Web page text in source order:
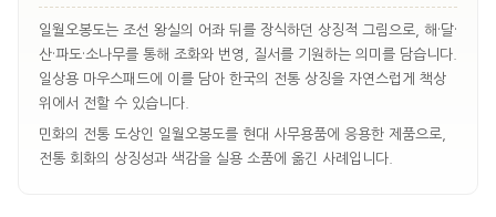
일월오봉도는 조선 왕실의 어좌 뒤를 장식하던 상징적 그림으로, 해·달·
산·파도·소나무를 통해 조화와 번영, 질서를 기원하는 의미를 담습니다.
일상용 마우스패드에 이를 담아 한국의 전통 상징을 자연스럽게 책상
위에서 전할 수 있습니다.
민화의 전통 도상인 일월오봉도를 현대 사무용품에 응용한 제품으로,
전통 회화의 상징성과 색감을 실용 소품에 옮긴 사례입니다.